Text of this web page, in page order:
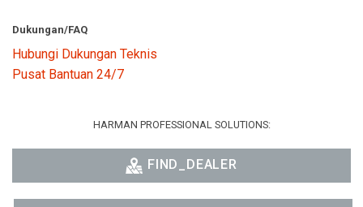
Dukungan/FAQ
Hubungi Dukungan Teknis
Pusat Bantuan 24/7
HARMAN PROFESSIONAL SOLUTIONS:
FIND_DEALER